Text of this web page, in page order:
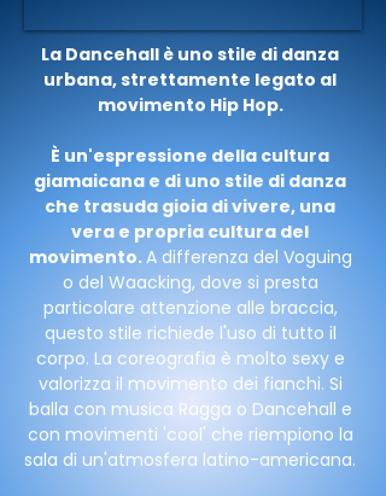
La Dancehall è uno stile di danza
urbana, strettamente legato al
movimento Hip Hop.
È un'espressione della cultura
giamaicana e di uno stile di danza
che trasuda gioia di vivere, una
vera e propria cultura del
movimento.A differenza del Voguing
o del Waacking, dove si presta
particolare attenzione alle braccia,
questo stile richiede l'uso di tutto il
corpo. La coreografia è molto sexy e
valorizza il movimento dei fianchi. Si
balla con musica Ragga o Dancehall e
con movimenti 'cool' che riempiono la
sala di un'atmosfera latino-americana.